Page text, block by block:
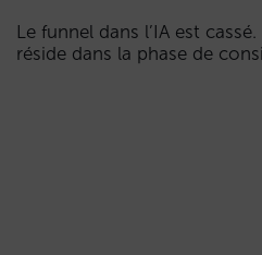
Le funnel dans l’IA est
réside dans la phase de